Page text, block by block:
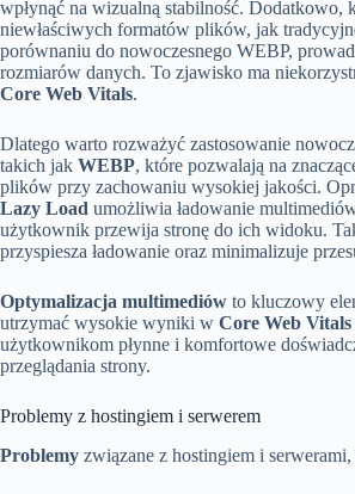
wpłynąć na wizualną stabilność. Dodatkowo,
niewłaściwych formatów plików, jak
porównaniu do nowoczesnego WEBP,
rozmiarów danych. To zjawisko ma
Core Web Vitals.
Dlatego warto rozważyć zastosowanie
takich jak WEBP, które pozwalają na
plików przy zachowaniu wysokiej jakości.
Lazy Load umożliwia ładowanie
użytkownik przewija stronę do ich widoku.
przyspiesza ładowanie oraz minimalizuje
Optymalizacja multimediów to kluczowy
utrzymać wysokie wyniki w Core Web Vitals
użytkownikom płynne i komfortowe
przeglądania strony.
Problemy z hostingiem i serwerem
Problemy związane z hostingiem i